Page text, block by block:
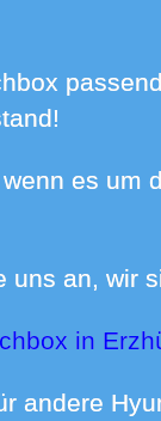
uns an, wir
in
andere